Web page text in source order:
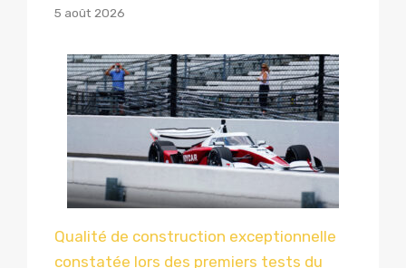
5 août 2026
Qualité de construction exceptionnelle
constatée lors des premiers tests du